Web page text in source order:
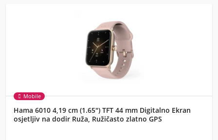
Mobile
Hama 6010 4,19 cm (1.65") TFT 44 mm Digitalno Ekran
osjetljiv na dodir Ruža, Ružičasto zlatno GPS